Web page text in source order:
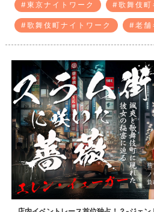
#東京ナイトワーク #歌舞伎町
#歌舞伎町ナイトワーク #老舗